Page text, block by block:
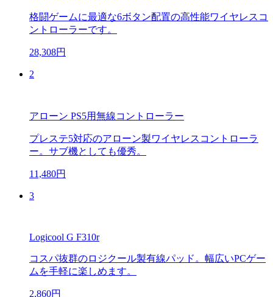
格闘ゲームに最適な6ボタン配置の高性能ワイヤレスコ
ントローラーです。
28,308円
2
アローン PS5用無線コントローラー
プレステ5対応のアローン製ワイヤレスコントローラ
ー。サブ機としても優秀。
11,480円
3
Logicool G F310r
コスパ抜群のロジクール製有線パッド。幅広いPCゲー
ムを手軽に楽しめます。
2,860円